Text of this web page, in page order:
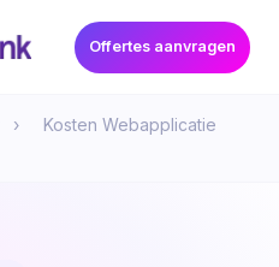
Offertes aanvragen
›
Kosten Webapplicatie